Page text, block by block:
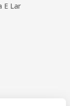
E Lar